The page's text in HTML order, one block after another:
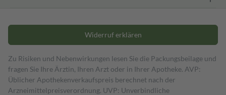
Widerruf erklären
Zu Risiken und Nebenwirkungen lesen Sie die Packungsbeilage und
fragen Sie Ihre Ärztin, Ihren Arzt oder in Ihrer Apotheke. AVP:
Üblicher Apothekenverkaufspreis berechnet nach der
Arzneimittelpreisverordnung. UVP: Unverbindliche